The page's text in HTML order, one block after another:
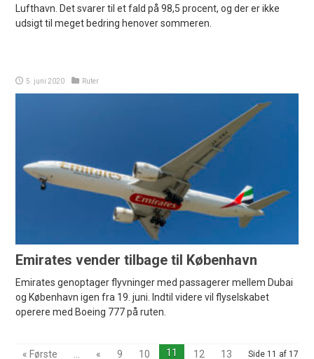
Lufthavn. Det svarer til et fald på 98,5 procent, og der er ikke
udsigt til meget bedring henover sommeren.
5. juni 2020 Ruter
Emirates vender tilbage til København
Emirates genoptager flyvninger med passagerer mellem Dubai
og København igen fra 19. juni. Indtil videre vil flyselskabet
operere med Boeing 777 på ruten.
Side 11 af 17
« Første « 9 10 11 12
13